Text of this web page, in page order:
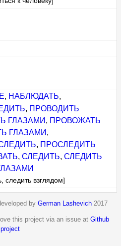
, НАБЛЮДАТЬ,
, ПРОВОДИТЬ
ГЛАЗАМИ , ПРОВОЖАТЬ
ГЛАЗАМИ ,
, ПРОСЛЕДИТЬ
,СЛЕДИТЬ,СЛЕДИТЬ
следить взглядом]
by German Lashevich 2017
this project via an issue at Github
project